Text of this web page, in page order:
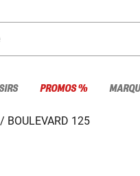
PROMOS %
BOULEVARD 125